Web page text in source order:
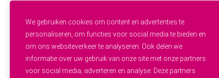
We gebruiken cookies om content en advertenties te
personaliseren, om functies voor social media te bieden en
om ons websiteverkeer te analyseren. Ook delen we
informatie over uw gebruik van onze site met onze partners
voor social media, adverteren en analyse. Deze partners
Helpende Plus
Zij-instroom
Professionals
Werken en leren
OVER WIJ.ZORGEN